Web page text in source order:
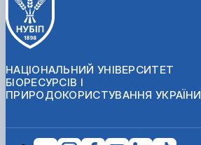
НАЦІОНАЛЬНИЙ УНІВЕРСИТЕТ
БІОРЕСУРСІВ І
ПРИРОДОКОРИСТУВАННЯ УКРАЇНИ